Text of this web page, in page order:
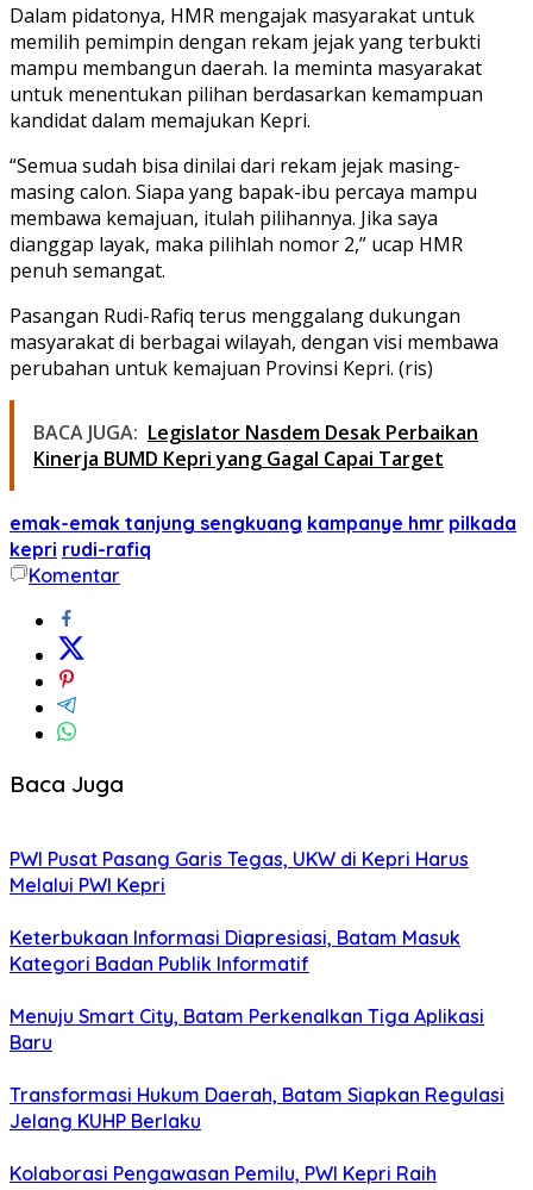
Dalam pidatonya, HMR mengajak masyarakat untuk
memilih pemimpin dengan rekam jejak yang terbukti
mampu membangun daerah. Ia meminta masyarakat
untuk menentukan pilihan berdasarkan kemampuan
kandidat dalam memajukan Kepri.
“Semua sudah bisa dinilai dari rekam jejak masing-
masing calon. Siapa yang bapak-ibu percaya mampu
membawa kemajuan, itulah pilihannya. Jika saya
dianggap layak, maka pilihlah nomor 2,” ucap HMR
penuh semangat.
Pasangan Rudi-Rafiq terus menggalang dukungan
masyarakat di berbagai wilayah, dengan visi membawa
perubahan untuk kemajuan Provinsi Kepri. (ris)
BACA JUGA: Legislator Nasdem Desak Perbaikan
Kinerja BUMD Kepri yang Gagal Capai Target
emak-emak tanjung sengkuang kampanye hmr pilkada
kepri rudi-rafiq
Komentar
Baca Juga
PWI Pusat Pasang Garis Tegas, UKW di Kepri Harus
Melalui PWI Kepri
Keterbukaan Informasi Diapresiasi, Batam Masuk
Kategori Badan Publik Informatif
Menuju Smart City, Batam Perkenalkan Tiga Aplikasi
Baru
Transformasi Hukum Daerah, Batam Siapkan Regulasi
Jelang KUHP Berlaku
Kolaborasi Pengawasan Pemilu, PWI Kepri Raih